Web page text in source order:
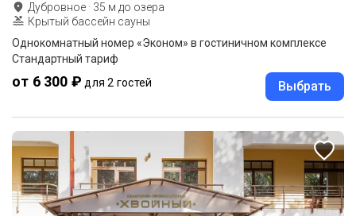
Дубровное · 35 м до озера
Крытый бассейн сауны
Однокомнатный номер «Эконом» в гостиничном комплексе
Стандартный тариф
от 6 300 ₽ для 2 гостей Выбрать